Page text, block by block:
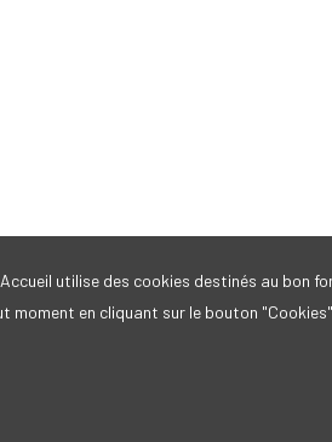
utilise des cookies destinés au bon
moment en cliquant sur le bouton